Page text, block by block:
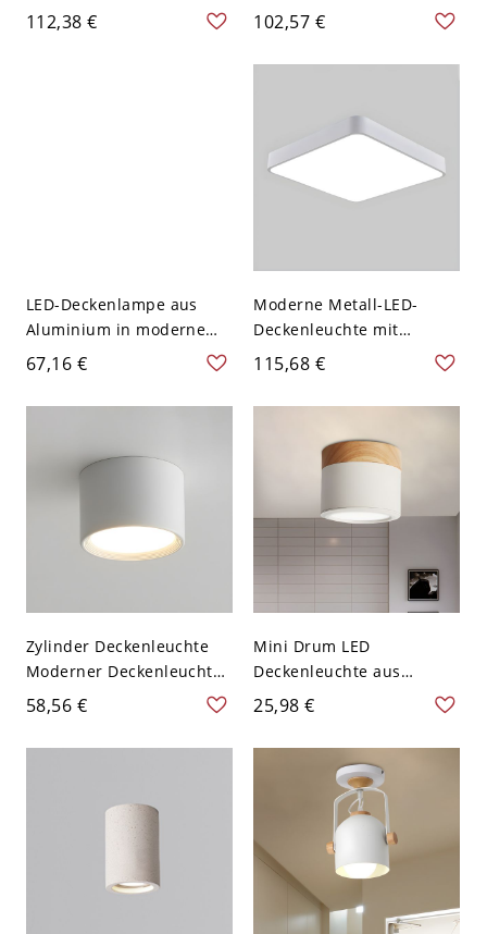
Form LED-Deckenleuchten
für Schlafzimmer - Weiß
112,38 €
Licht 10" breit 1
Glühbirne Metall-
Deckenmontage-Lampe in
102,57 €
LED-Deckenlampe aus
Aluminium in modernem
Streifen-Design, 1-
flammig, für Wohnzimmer
und Schlafzimmer - Weiß
67,16 €
Moderne Metall-LED-
Deckenleuchte mit
Acrylschirm - weißer
Schirm - 110V-120V 30,48
cm Weiß Weißlicht
115,68 €
Zylinder Deckenleuchte
Moderner Deckenleuchter
für Schlafzimmer Flur -
Weiß 110V-120V 8,89 cm
Weißlicht
58,56 €
Mini Drum LED
Deckenleuchte aus
nordischem Metall in
Weiß-Holz, weißes Licht
für den Eingangsbereich
25,98 €